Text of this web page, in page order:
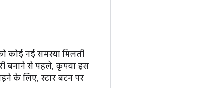
कोई नई समस्या मिलती
बनाने से पहले, कृपया इस
के लिए, स्टार बटन पर